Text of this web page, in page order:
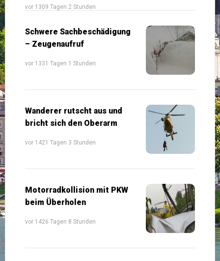
vor 1309 Tagen 2 Stunden
Schwere Sachbeschädigung
– Zeugenaufruf
vor 1331 Tagen 1 Stunden
Wanderer rutscht aus und
bricht sich den Oberarm
vor 1421 Tagen 3 Stunden
Motorradkollision mit PKW
beim Überholen
vor 1426 Tagen 8 Stunden